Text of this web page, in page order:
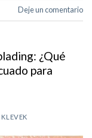
Deje un comentario
¿Qué
para
KLEVEK